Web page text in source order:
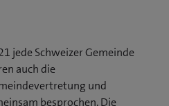
jede Schweizer Gemeinde
auch die
und
besprochen. Die